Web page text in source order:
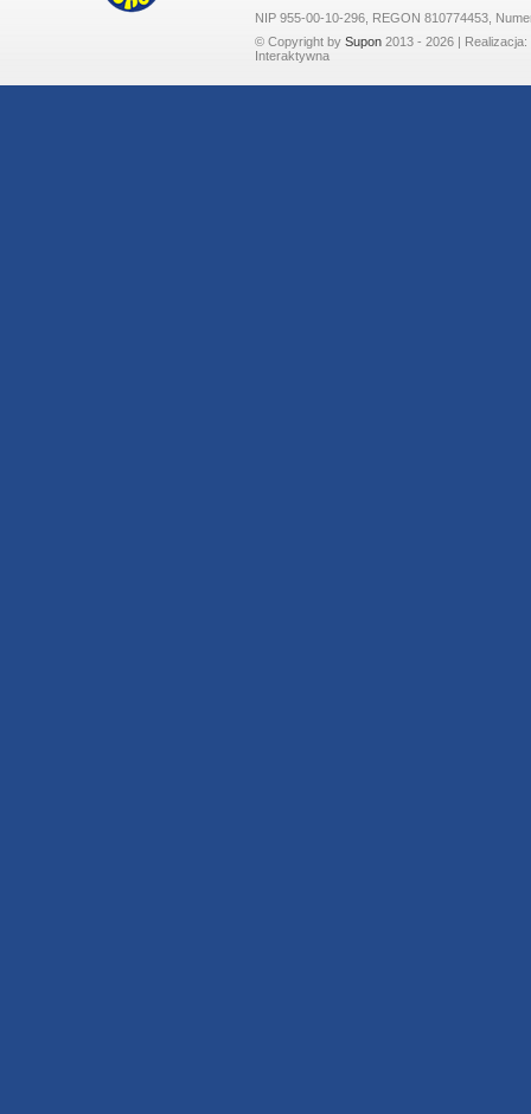
NIP 955-00-10-296, REGON 810774453,
© Copyright by Supon 2013 - 2026 | Realizacja:
Interaktywna